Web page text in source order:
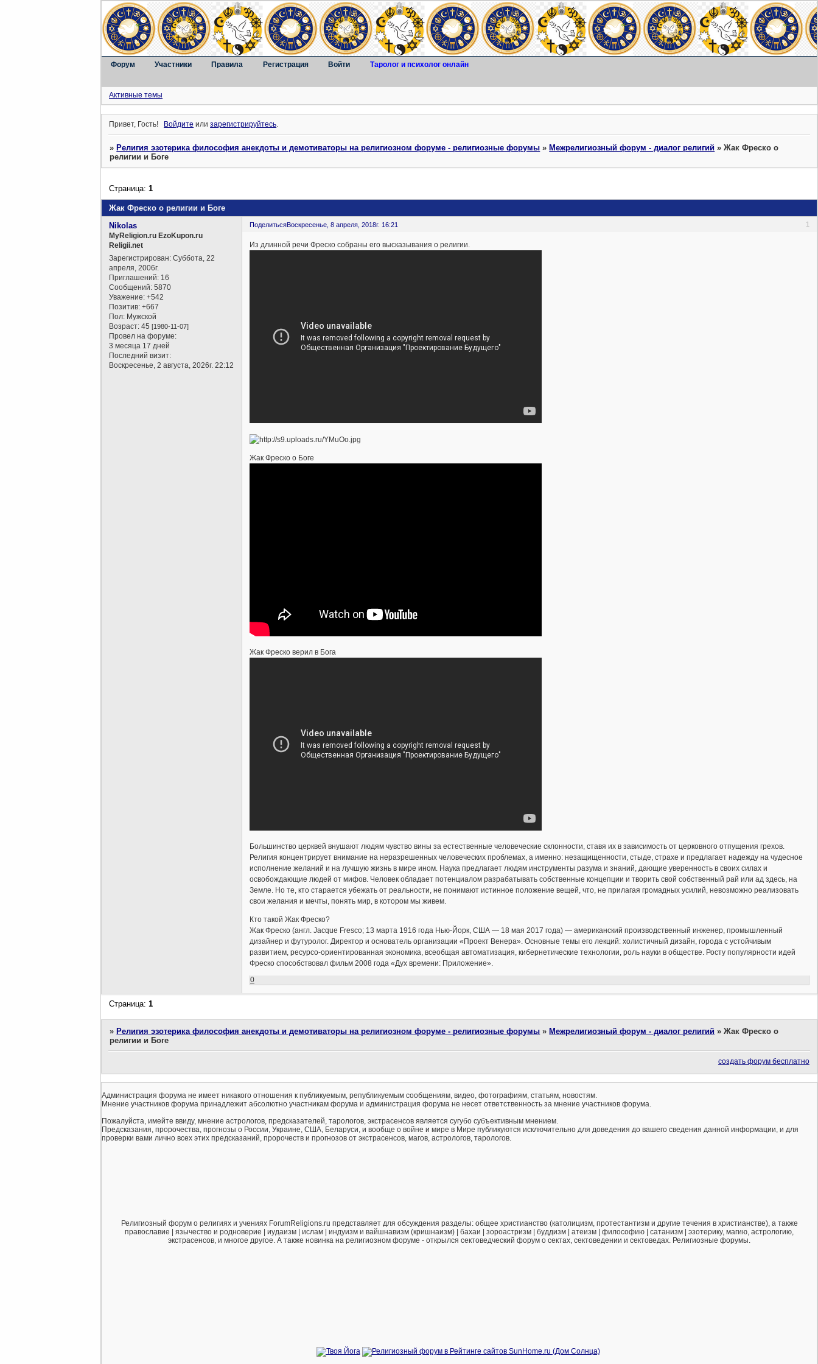
Форум Участники Правила Регистрация Войти Таролог и психолог онлайн
Активные темы
Привет, Гость! Войдите илизарегистрируйтесь.
»Религия эзотерика философия анекдоты и демотиваторы на религиозном форуме - религиозные форумы »Межрелигиозный форум - диалог религий »Жак Фреско о
религии и Боге
Жак Фреско о религии и Боге
Страница:1
Поделиться 1
Воскресенье, 8 апреля, 2018г. 16:21
Nikolas
MyReligion.ru EzoKupon.ru
Religii.net
Зарегистрирован: Суббота, 22
апреля, 2006г.
Приглашений: 16
Сообщений: 5870
Уважение: +542
Позитив: +667
Пол: Мужской
Возраст: 45[1980-11-07]
Провел на форуме:
3 месяца 17 дней
Последний визит:
Воскресенье, 2 августа, 2026г. 22:12
Из длинной речи Фреско собраны его высказывания о религии.
Жак Фреско о Боге
Жак Фреско верил в Бога
Большинство церквей внушают людям чувство вины за естественные человеческие склонности, ставя их в зависимость от церковного отпущения грехов.
Религия концентрирует внимание на неразрешенных человеческих проблемах, а именно: незащищенности, стыде, страхе и предлагает надежду на чудесное
исполнение желаний и на лучшую жизнь в мире ином. Наука предлагает людям инструменты разума и знаний, дающие уверенность в своих силах и
освобождающие людей от мифов. Человек обладает потенциалом разрабатывать собственные концепции и творить свой собственный рай или ад здесь, на
Земле. Но те, кто старается убежать от реальности, не понимают истинное положение вещей, что, не прилагая громадных усилий, невозможно реализовать
свои желания и мечты, понять мир, в котором мы живем.
Кто такой Жак Фреско?
Жак Фреско (англ. Jacque Fresco; 13 марта 1916 года Нью-Йорк, США — 18 мая 2017 года) — американский производственный инженер, промышленный
дизайнер и футуролог. Директор и основатель организации «Проект Венера». Основные темы его лекций: холистичный дизайн, города с устойчивым
развитием, ресурсо-ориентированная экономика, всеобщая автоматизация, кибернетические технологии, роль науки в обществе. Росту популярности идей
Фреско способствовал фильм 2008 года «Дух времени: Приложение».
0
Страница:1
» Религия эзотерика философия анекдоты и демотиваторы на религиозном форуме - религиозные форумы » Межрелигиозный форум - диалог религий »Жак Фреско о
религии и Боге
создать форум бесплатно
Администрация форума не имеет никакого отношения к публикуемым, републикуемым сообщениям, видео, фотографиям, статьям, новостям.
Мнение участников форума принадлежит абсолютно участникам форума и администрация форума не несет ответственность за мнение участников форума.
Пожалуйста, имейте ввиду, мнение астрологов, предсказателей, тарологов, экстрасенсов является сугубо субъективным мнением.
Предсказания, пророчества, прогнозы о России, Украине, США, Беларуси, и вообще о войне и мире в Мире публикуются исключительно для доведения до вашего сведения данной информации, и для
проверки вами лично всех этих предсказаний, пророчеств и прогнозов от экстрасенсов, магов, астрологов, тарологов.
Религиозный форум о религиях и учениях ForumReligions.ru представляет для обсуждения разделы: общее христианство (католицизм, протестантизм и другие течения в христианстве), а также
православие | язычество и родноверие | иудаизм | ислам | индуизм и вайшнавизм (кришнаизм) | бахаи | зороастризм | буддизм | атеизм | философию | сатанизм | эзотерику, магию, астрологию,
экстрасенсов, и многое другое. А также новинка на религиозном форуме - открылся сектоведческий форум о сектах, сектоведении и сектоведах. Религиозные форумы.